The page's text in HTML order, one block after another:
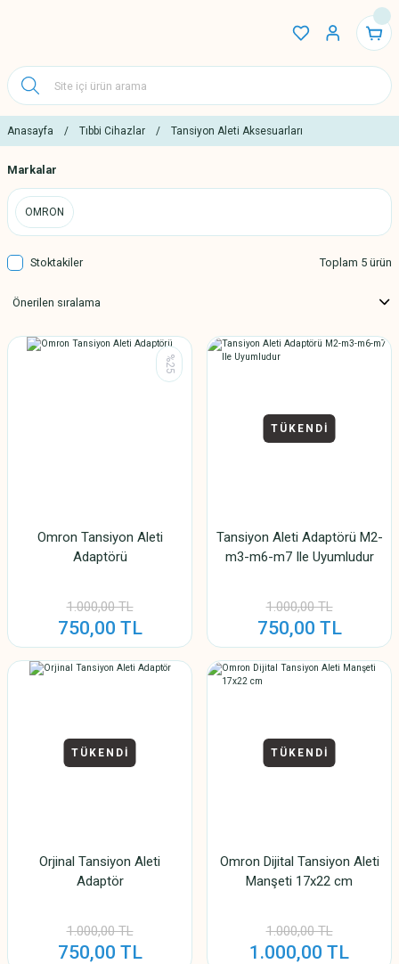
Anasayfa Tıbbi Cihazlar Tansiyon Aleti Aksesuarları
Markalar
OMRON
Stoktakiler Toplam 5 ürün
%25
Omron Tansiyon Aleti
Adaptörü
1.000,00 TL
750,00 TL
TÜKENDİ
Tansiyon Aleti Adaptörü M2-
m3-m6-m7 Ile Uyumludur
1.000,00 TL
750,00 TL
TÜKENDİ
Orjinal Tansiyon Aleti
Adaptör
1.000,00 TL
750,00 TL
TÜKENDİ
Omron Dijital Tansiyon Aleti
Manşeti 17x22 cm
1.000,00 TL
1.000,00 TL